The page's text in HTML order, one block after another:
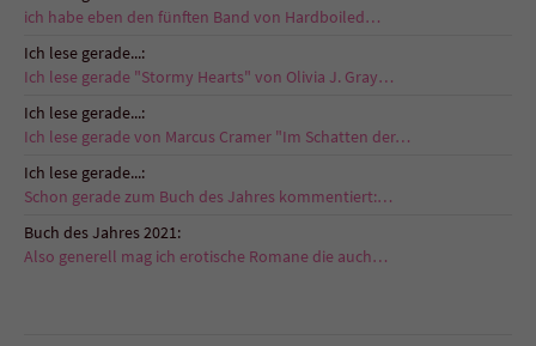
ich habe eben den fünften Band von Hardboiled…
Ich lese gerade...:
Ich lese gerade "Stormy Hearts" von Olivia J. Gray…
Ich lese gerade...:
Ich lese gerade von Marcus Cramer "Im Schatten der…
Ich lese gerade...:
Schon gerade zum Buch des Jahres kommentiert:…
Buch des Jahres 2021:
Also generell mag ich erotische Romane die auch…